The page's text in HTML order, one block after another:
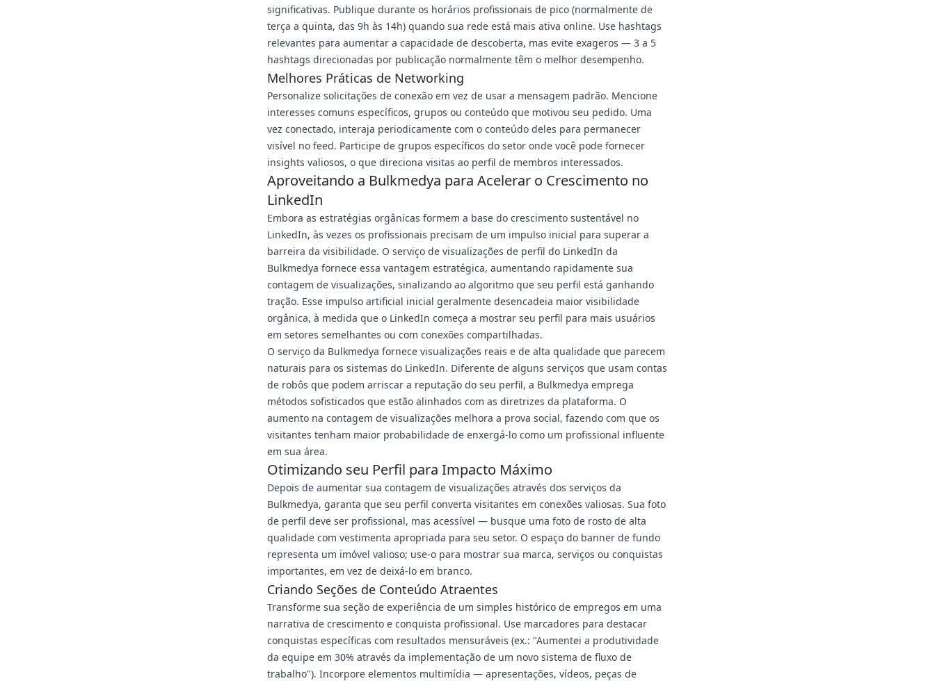
significativas. Publique durante os horários profissionais de pico (normalmente de
terça a quinta, das 9h às 14h) quando sua rede está mais ativa online. Use hashtags
relevantes para aumentar a capacidade de descoberta, mas evite exageros — 3 a 5
hashtags direcionadas por publicação normalmente têm o melhor desempenho.
Melhores Práticas de Networking
Personalize solicitações de conexão em vez de usar a mensagem padrão. Mencione
interesses comuns específicos, grupos ou conteúdo que motivou seu pedido. Uma
vez conectado, interaja periodicamente com o conteúdo deles para permanecer
visível no feed. Participe de grupos específicos do setor onde você pode fornecer
insights valiosos, o que direciona visitas ao perfil de membros interessados.
Aproveitando a Bulkmedya para Acelerar o Crescimento no
LinkedIn
Embora as estratégias orgânicas formem a base do crescimento sustentável no
LinkedIn, às vezes os profissionais precisam de um impulso inicial para superar a
barreira da visibilidade. O serviço de visualizações de perfil do LinkedIn da
Bulkmedya fornece essa vantagem estratégica, aumentando rapidamente sua
contagem de visualizações, sinalizando ao algoritmo que seu perfil está ganhando
tração. Esse impulso artificial inicial geralmente desencadeia maior visibilidade
orgânica, à medida que o LinkedIn começa a mostrar seu perfil para mais usuários
em setores semelhantes ou com conexões compartilhadas.
O serviço da Bulkmedya fornece visualizações reais e de alta qualidade que parecem
naturais para os sistemas do LinkedIn. Diferente de alguns serviços que usam contas
de robôs que podem arriscar a reputação do seu perfil, a Bulkmedya emprega
métodos sofisticados que estão alinhados com as diretrizes da plataforma. O
aumento na contagem de visualizações melhora a prova social, fazendo com que os
visitantes tenham maior probabilidade de enxergá-lo como um profissional influente
em sua área.
Otimizando seu Perfil para Impacto Máximo
Depois de aumentar sua contagem de visualizações através dos serviços da
Bulkmedya, garanta que seu perfil converta visitantes em conexões valiosas. Sua foto
de perfil deve ser profissional, mas acessível — busque uma foto de rosto de alta
qualidade com vestimenta apropriada para seu setor. O espaço do banner de fundo
representa um imóvel valioso; use-o para mostrar sua marca, serviços ou conquistas
importantes, em vez de deixá-lo em branco.
Criando Seções de Conteúdo Atraentes
Transforme sua seção de experiência de um simples histórico de empregos em uma
narrativa de crescimento e conquista profissional. Use marcadores para destacar
conquistas específicas com resultados mensuráveis (ex.: "Aumentei a produtividade
da equipe em 30% através da implementação de um novo sistema de fluxo de
trabalho"). Incorpore elementos multimídia — apresentações, vídeos, peças de